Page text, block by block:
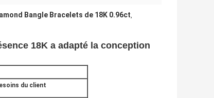
Bangle Bracelets de 18K 0.96ct,
18K a adapté la conception
du client